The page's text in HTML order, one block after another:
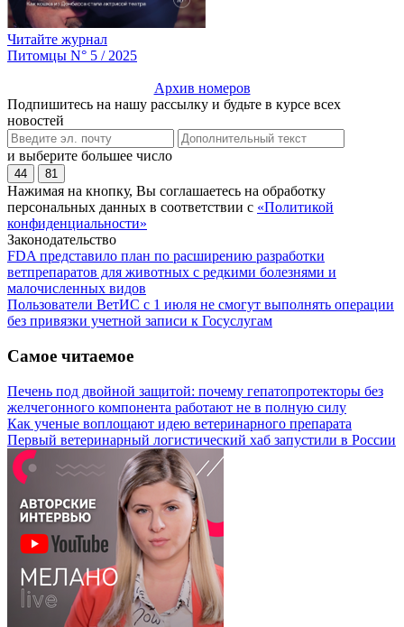
Читайте журнал
Питомцы N° 5 / 2025
Архив номеров
Подпишитесь на нашу рассылку и будьте в курсе всех
новостей
и выберите большее число
44 81
Нажимая на кнопку, Вы соглашаетесь на обработку
персональных данных в соответствии с «Политикой
конфиденциальности»
Законодательство
FDA представило план по расширению разработки
ветпрепаратов для животных с редкими болезнями и
малочисленных видов
Пользователи ВетИС с 1 июля не смогут выполнять операции
без привязки учетной записи к Госуслугам
Самое читаемое
Печень под двойной защитой: почему гепатопротекторы без
желчегонного компонента работают не в полную силу
Как ученые воплощают идею ветеринарного препарата
Первый ветеринарный логистический хаб запустили в России